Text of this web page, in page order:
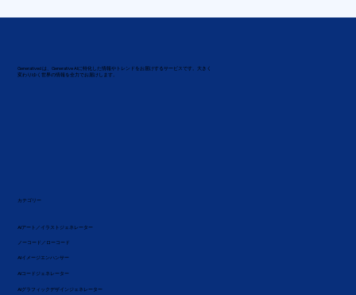
Generatived は、Generative AIに特化した情報やトレンドをお届けするサービスです。大きく
変わりゆく世界の情報を全力でお届けします。
カテゴリー
AIグラフィックデザインジェネレーター
ノーコード／ローコード
AIコードジェネレーター
AIイメージエンハンサー
AIアート／イラストジェネレーター